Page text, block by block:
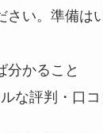
さい。準備は
分かること
な評判・口